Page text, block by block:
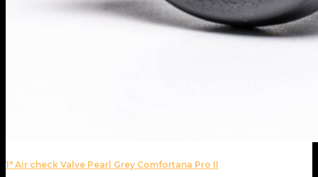
1″ Air check Valve Pearl Grey Comfortana Pro II